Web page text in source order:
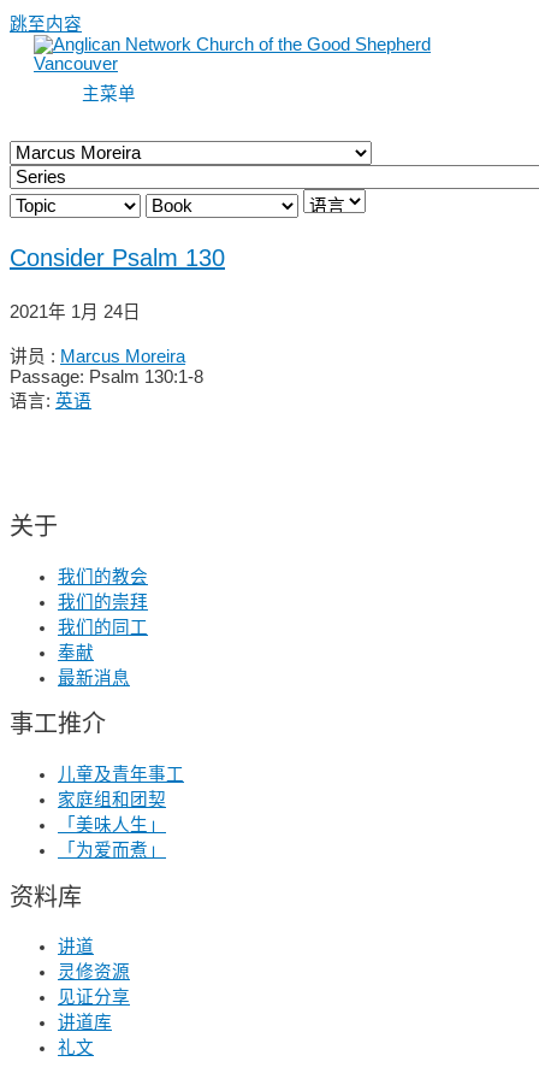
跳至内容
主菜单
Consider Psalm 130
2021年 1月 24日
讲员 : Marcus Moreira
Passage: Psalm 130:1-8
语言: 英语
关于
我们的教会
我们的崇拜
我们的同工
奉献
最新消息
事工推介
儿童及青年事工
家庭组和团契
「美味人生」
「为爱而煮」
资料库
讲道
灵修资源
见证分享
讲道库
礼文